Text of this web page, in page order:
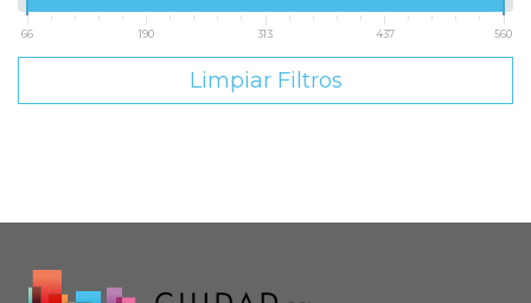
66 190 313 437 560
Limpiar Filtros